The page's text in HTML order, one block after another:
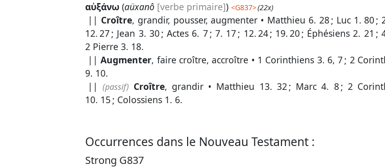
αὐξάνω (aüxanô [verbe primaire]) <G837>(22x)
|| Croître, grandir, pousser, augmenter • Matthieu 6. 28; Luc 1. 80;
12. 27; Jean 3. 30;Actes 6. 7; 7. 17; 12. 24; 19. 20; Éphésiens 2. 21 ;
2 Pierre 3. 18.
||Augmenter, faire croître, accroître • 1 Corinthiens 3. 6, 7; 2
9. 10.
||(passif) Croître, grandir • Matthieu 13. 32; Marc 4. 8; 2
10. 15 ; Colossiens 1. 6.
Occurrences dans le Nouveau Testament :
Strong G837